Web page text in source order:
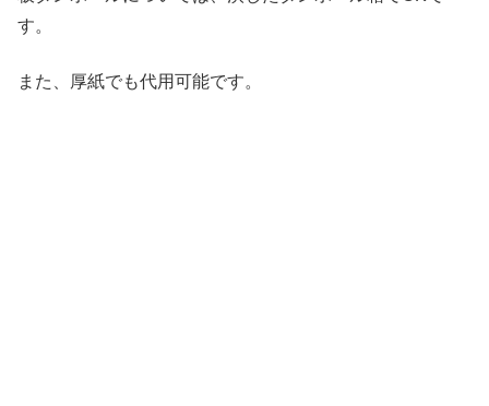
す。
また、厚紙でも代用可能です。